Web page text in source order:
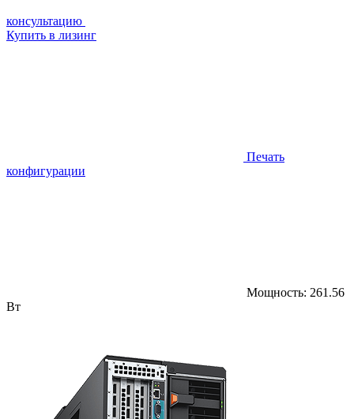
консультацию
Купить в лизинг
Печать
конфигурации
Мощность: 261.56
Вт